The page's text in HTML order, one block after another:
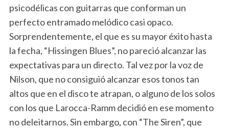
psicodélicas con guitarras que conforman un
perfecto entramado melódico casi opaco.
Sorprendentemente, el que es su mayor éxito hasta
la fecha, “Hissingen Blues”, no pareció alcanzar las
expectativas para un directo. Tal vez por la voz de
Nilson, que no consiguió alcanzar esos tonos tan
altos que en el disco te atrapan, o alguno de los solos
con los que Larocca-Ramm decidió en ese momento
no deleitarnos. Sin embargo, con “The Siren”, que